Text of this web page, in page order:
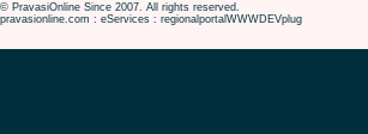
© PravasiOnline Since 2007. All rights reserved.
pravasionline.com : eServices : regionalportalWWWDEVplug